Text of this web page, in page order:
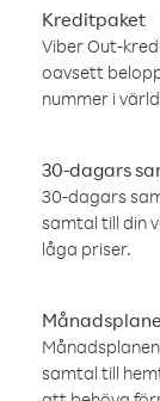
Kreditpaket
Viber Out-
oavsett
nummer i
30-dagars
30-dagars
samtal till din
låga priser.
samtal till